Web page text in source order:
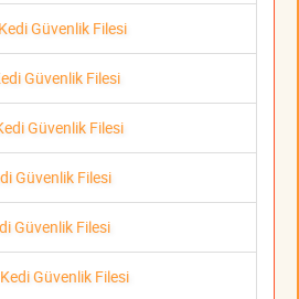
Güvenlik Filesi
Güvenlik Filesi
Güvenlik Filesi
Güvenlik Filesi
Güvenlik Filesi
Güvenlik Filesi